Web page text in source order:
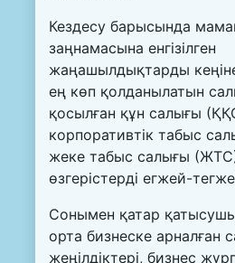
Кездесу барысында
заңнамасына енгізілген
жаңашылдықтарды
ең көп қолданылатын
қосылған құн салығы
корпоративтік табыс
жеке табыс салығы
өзгерістерді егжей-
Сонымен қатар
орта бизнеске арналған
жеңілдіктері, бизнес